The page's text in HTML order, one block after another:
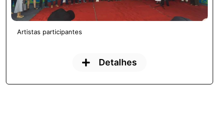
Artistas participantes
Detalhes